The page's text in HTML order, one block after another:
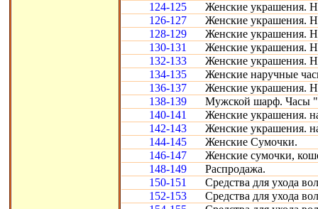
124-125
Женские украшения.
126-127
Женские украшения.
128-129
Женские украшения.
130-131
Женские украшения.
132-133
Женские украшения.
134-135
Женские наручные
136-137
Женские украшения.
138-139
Мужской шарф. Часы
140-141
Женские украшения.
142-143
Женские украшения.
144-145
Женские Сумочки.
146-147
Женские сумочки,
148-149
Распродажа.
150-151
Средства для ухода
152-153
Средства для ухода